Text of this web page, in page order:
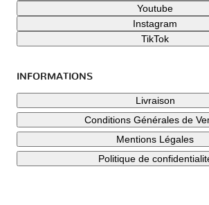
Youtube
Instagram
TikTok
INFORMATIONS
Livraison
Conditions Générales de
Mentions Légales
Politique de